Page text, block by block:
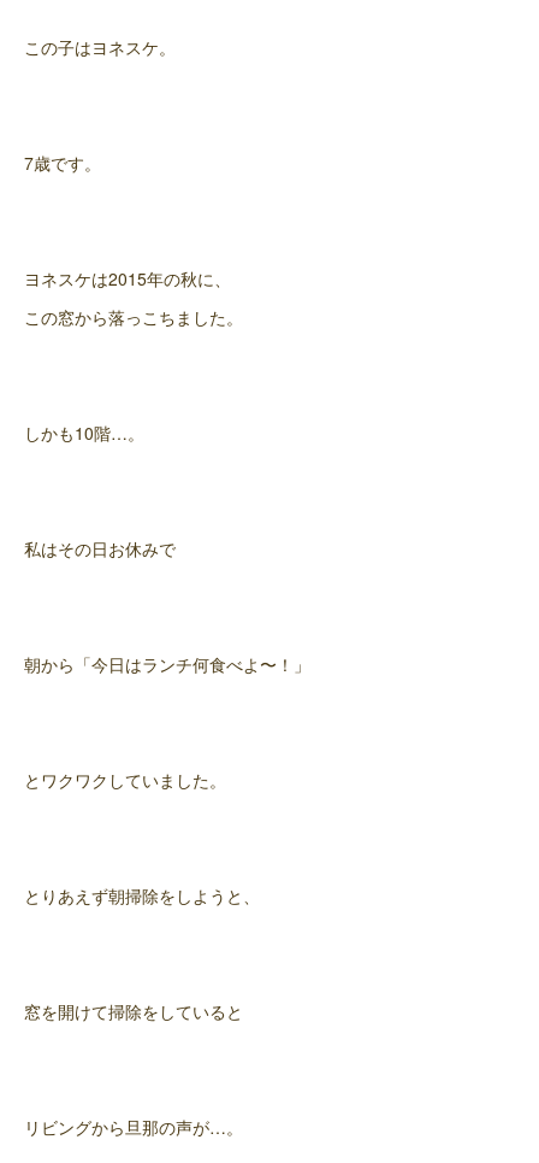
この子はヨネスケ。
7歳です。
ヨネスケは2015年の秋に、
この窓から落っこちました。
しかも10階…。
私はその日お休みで
朝から「今日はランチ何食べよ〜！」
とワクワクしていました。
とりあえず朝掃除をしようと、
窓を開けて掃除をしていると
リビングから旦那の声が…。